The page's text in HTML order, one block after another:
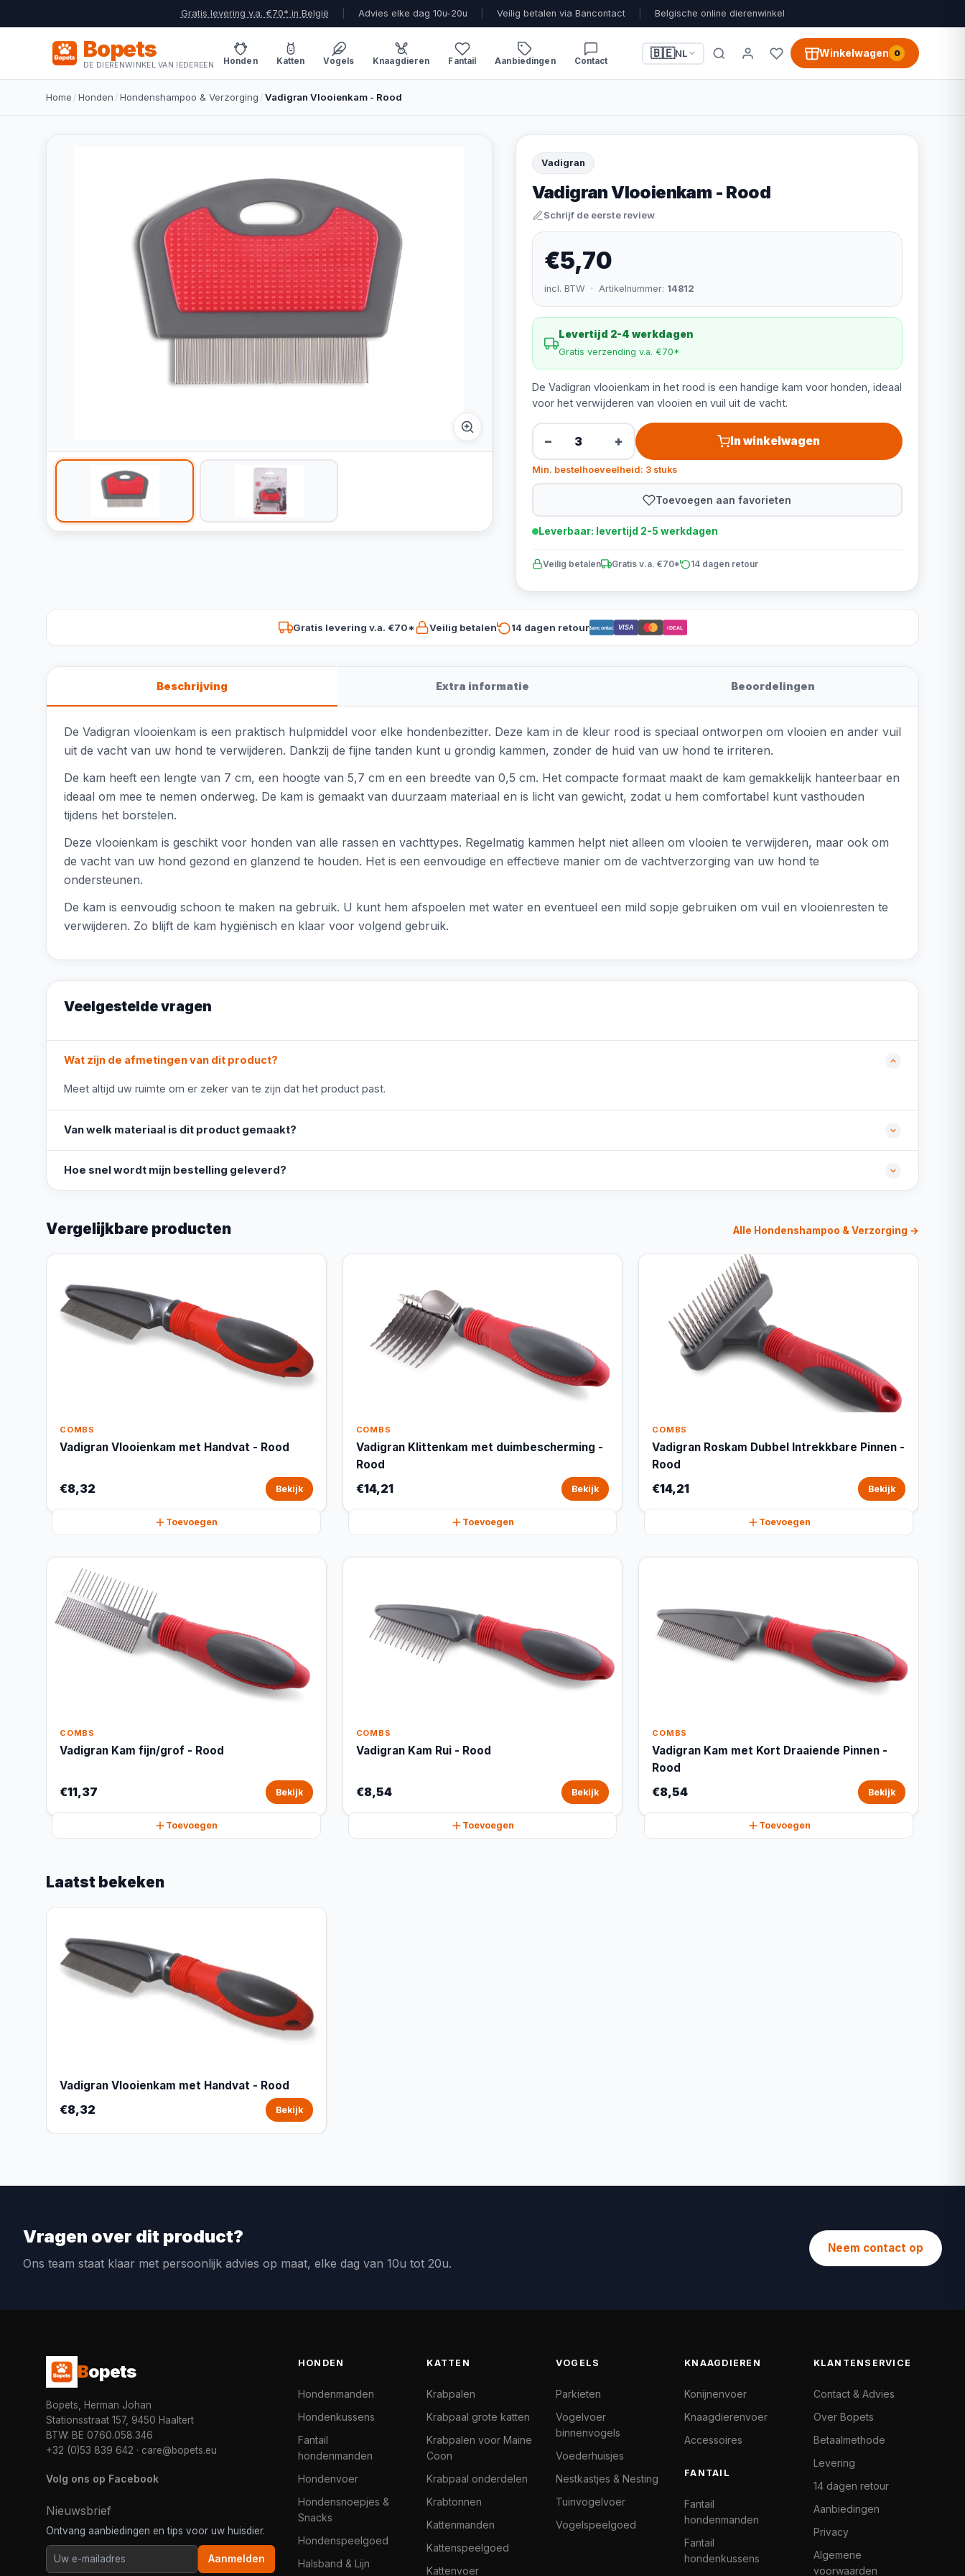
Gratis levering v.a. €70* in België Advies elke dag 10u-20u Veilig betalen via Bancontact Belgische online dierenwinkel
Bopets
DE DIERENWINKEL VAN IEDEREEN Honden Katten Vogels Knaagdieren Fantail Aanbiedingen Contact
🇧🇪NL Winkelwagen 0
Home /Honden /Hondenshampoo & Verzorging /Vadigran Vlooienkam - Rood
Vadigran
Vadigran Vlooienkam - Rood
Schrijf de eerste review
€5,70
incl. BTW · Artikelnummer: 14812
Levertijd 2-4 werkdagen
Gratis verzending v.a. €70*
De Vadigran vlooienkam in het rood is een handige kam voor honden, ideaal
voor het verwijderen van vlooien en vuil uit de vacht.
− + In winkelwagen
Min. bestelhoeveelheid: 3 stuks
Toevoegen aan favorieten
Leverbaar: levertijd 2-5 werkdagen
Veilig betalen Gratis v.a. €70* 14 dagen retour
Gratis levering v.a. €70* Veilig betalen 14 dagen retourBancontact VISA iDEAL
Beschrijving Extra informatie Beoordelingen
De Vadigran vlooienkam is een praktisch hulpmiddel voor elke hondenbezitter. Deze kam in de kleur rood is speciaal ontworpen om vlooien en ander vuil
uit de vacht van uw hond te verwijderen. Dankzij de fijne tanden kunt u grondig kammen, zonder de huid van uw hond te irriteren.
De kam heeft een lengte van 7 cm, een hoogte van 5,7 cm en een breedte van 0,5 cm. Het compacte formaat maakt de kam gemakkelijk hanteerbaar en
ideaal om mee te nemen onderweg. De kam is gemaakt van duurzaam materiaal en is licht van gewicht, zodat u hem comfortabel kunt vasthouden
tijdens het borstelen.
Deze vlooienkam is geschikt voor honden van alle rassen en vachttypes. Regelmatig kammen helpt niet alleen om vlooien te verwijderen, maar ook om
de vacht van uw hond gezond en glanzend te houden. Het is een eenvoudige en effectieve manier om de vachtverzorging van uw hond te
ondersteunen.
De kam is eenvoudig schoon te maken na gebruik. U kunt hem afspoelen met water en eventueel een mild sopje gebruiken om vuil en vlooienresten te
verwijderen. Zo blijft de kam hygiënisch en klaar voor volgend gebruik.
Veelgestelde vragen
Wat zijn de afmetingen van dit product?
Meet altijd uw ruimte om er zeker van te zijn dat het product past.
Van welk materiaal is dit product gemaakt?
Hoe snel wordt mijn bestelling geleverd?
Vergelijkbare producten Alle Hondenshampoo & Verzorging →
COMBS
Vadigran Vlooienkam met Handvat - Rood
€8,32 Bekijk
Toevoegen
COMBS
Vadigran Klittenkam met duimbescherming -
Rood
€14,21 Bekijk
Toevoegen
COMBS
Vadigran Roskam Dubbel Intrekkbare Pinnen -
Rood
€14,21 Bekijk
Toevoegen
COMBS
Vadigran Kam fijn/grof - Rood
€11,37 Bekijk
Toevoegen
COMBS
Vadigran Kam Rui - Rood
€8,54 Bekijk
Toevoegen
COMBS
Vadigran Kam met Kort Draaiende Pinnen -
Rood
€8,54 Bekijk
Toevoegen
Laatst bekeken
Vadigran Vlooienkam met Handvat - Rood
€8,32 Bekijk
Vragen over dit product?
Ons team staat klaar met persoonlijk advies op maat, elke dag van 10u tot 20u.
Neem contact op
Bopets
Bopets, Herman Johan
Stationsstraat 157, 9450 Haaltert
BTW: BE 0760.058.346
+32 (0)53 839 642 · care@bopets.eu
Volg ons op Facebook
Nieuwsbrief
Ontvang aanbiedingen en tips voor uw huisdier.
Aanmelden
HONDEN
Hondenmanden
Hondenkussens
Fantail
hondenmanden
Hondenvoer
Hondensnoepjes &
Snacks
Hondenspeelgoed
Halsband & Lijn
KATTEN
Krabpalen
Krabpaal grote katten
Krabpalen voor Maine
Coon
Krabpaal onderdelen
Krabtonnen
Kattenmanden
Kattenspeelgoed
Kattenvoer
VOGELS
Parkieten
Vogelvoer
binnenvogels
Voederhuisjes
Nestkastjes & Nesting
Tuinvogelvoer
Vogelspeelgoed
KNAAGDIEREN
Konijnenvoer
Knaagdierenvoer
Accessoires
FANTAIL
Fantail
hondenmanden
Fantail
hondenkussens
KLANTENSERVICE
Contact & Advies
Over Bopets
Betaalmethode
Levering
14 dagen retour
Aanbiedingen
Privacy
Algemene
voorwaarden